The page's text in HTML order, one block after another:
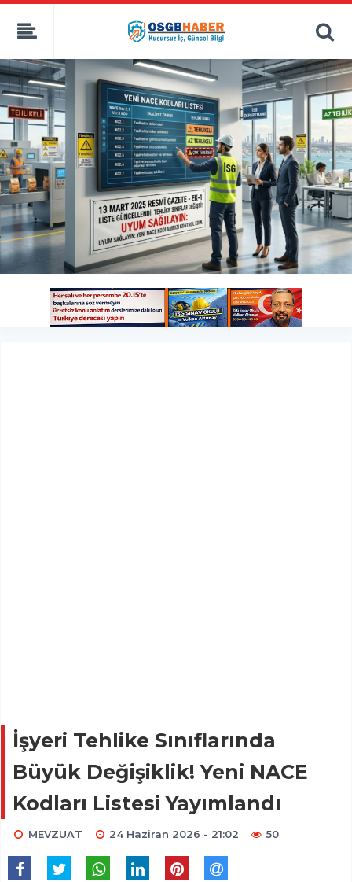
İşyeri Tehlike Sınıflarında
Büyük Değişiklik! Yeni NACE
Kodları Listesi Yayımlandı
MEVZUAT 24 Haziran 2026 - 21:02 50